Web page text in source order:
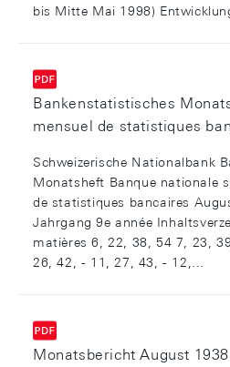
bis Mitte Mai 1998)
Bankenstatistisches
mensuel de statistiques
Schweizerische Nationalbank
Monatsheft Banque nationale
de statistiques bancaires
Jahrgang 9e année
matières 6, 22, 38, 54 7, 23,
26, 42, - 11, 27, 43, - 12,...
Monatsbericht August